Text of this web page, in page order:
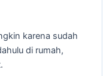
karena sudah
di rumah,